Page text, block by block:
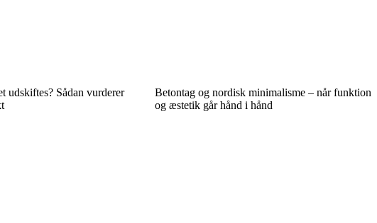
udskiftes? Sådan vurderer
Betontag og nordisk minimalisme – når funktion
og æstetik går hånd i hånd